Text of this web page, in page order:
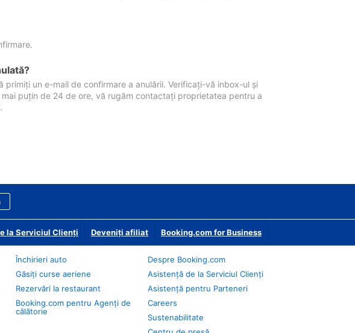
primiți un e-mail de confirmare a anulării. Verificați-vă inbox-ul și
puțin de 24 de ore, vă rugăm contactați proprietatea pentru a
la Serviciul Clienți Deveniţi afiliat Booking.com for Business
Închirieri auto
Găsiți curse aeriene
Rezervări la restaurant
Booking.com pentru Agenți de
călătorie
Despre Booking.com
Asistență de la Serviciul Clienți
Asistență pentru Parteneri
Careers
Sustenabilitate